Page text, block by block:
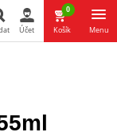
Účet
0
Košík Menu